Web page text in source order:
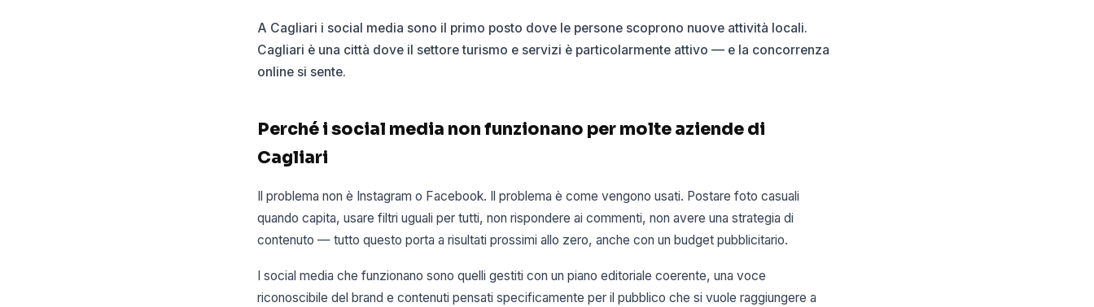
A Cagliari i social media sono il primo posto dove le persone scoprono nuove attività locali.
Cagliari è una città dove il settore turismo e servizi è particolarmente attivo — e la concorrenza
online si sente.
Perché i social media non funzionano per molte aziende di
Cagliari
Il problema non è Instagram o Facebook. Il problema è come vengono usati. Postare foto casuali
quando capita, usare filtri uguali per tutti, non rispondere ai commenti, non avere una strategia di
contenuto — tutto questo porta a risultati prossimi allo zero, anche con un budget pubblicitario.
I social media che funzionano sono quelli gestiti con un piano editoriale coerente, una voce
riconoscibile del brand e contenuti pensati specificamente per il pubblico che si vuole raggiungere a